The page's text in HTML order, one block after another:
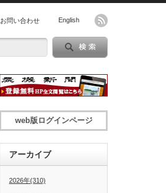
お問い合わせ English
web版ログインページ
アーカイブ
2026年(310)